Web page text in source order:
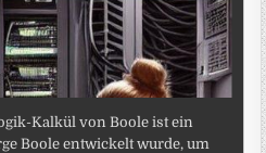
Kalkül von Boole ist ein
Boole entwickelt wurde, um